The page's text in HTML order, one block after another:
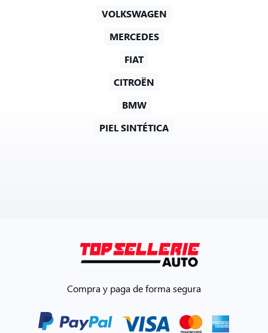
VOLKSWAGEN
MERCEDES
FIAT
CITROËN
BMW
PIEL SINTÉTICA
Compra y paga de forma segura